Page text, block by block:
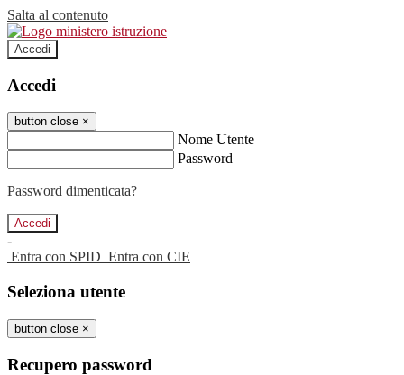
Salta al contenuto
Accedi
Accedi
button close ×
Nome Utente
Password
Password dimenticata?
-
Entra con SPID Entra con CIE
Seleziona utente
button close ×
Recupero password